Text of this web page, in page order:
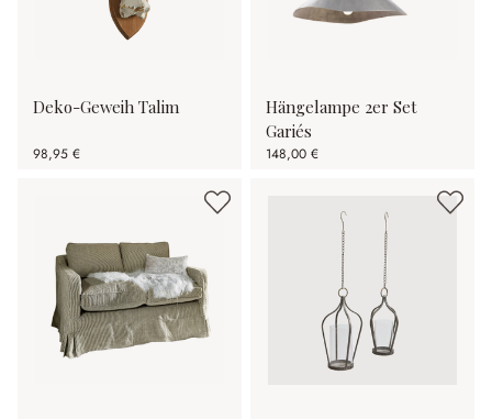
Deko-Geweih Talim
98,95 €
Hängelampe 2er Set
Gariés
148,00 €